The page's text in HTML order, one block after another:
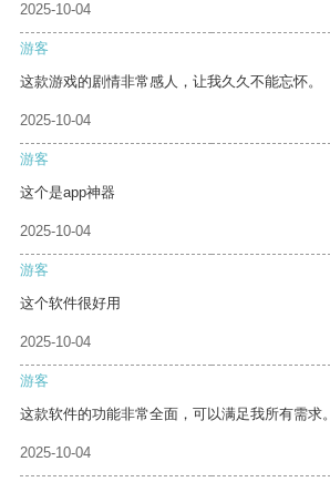
2025-10-04
游客
这款游戏的剧情非常感人，让我久久不能忘怀。
2025-10-04
游客
这个是app神器
2025-10-04
游客
这个软件很好用
2025-10-04
游客
这款软件的功能非常全面，可以满足我所有需求。
2025-10-04